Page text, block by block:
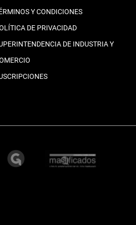
Y CONDICIONES
DE PRIVACIDAD
DE INDUSTRIA Y